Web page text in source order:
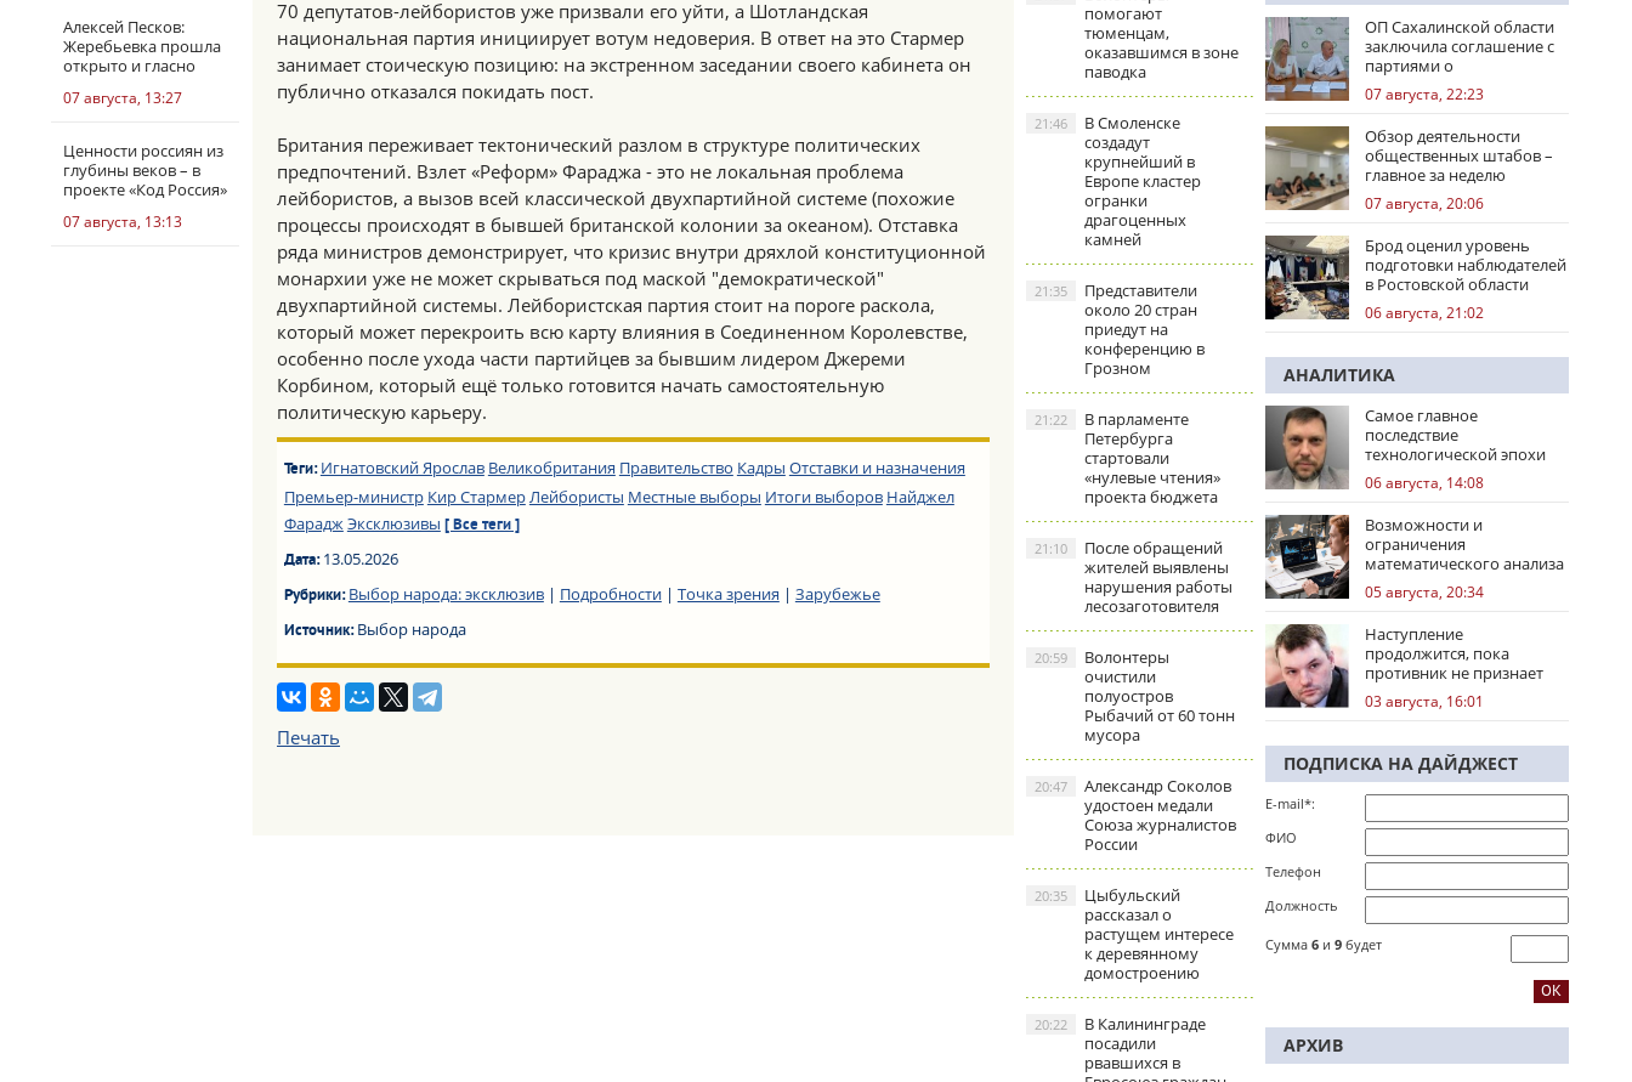
Алексей Песков:
Жеребьевка прошла
открыто и гласно
07 августа, 13:27
Ценности россиян из
глубины веков – в
проекте «Код Россия»
07 августа, 13:13
70 депутатов-лейбористов уже призвали его уйти, а Шотландская
национальная партия инициирует вотум недоверия. В ответ на это Стармер
занимает стоическую позицию: на экстренном заседании своего кабинета он
публично отказался покидать пост.
Британия переживает тектонический разлом в структуре политических
предпочтений. Взлет «Реформ» Фараджа - это не локальная проблема
лейбористов, а вызов всей классической двухпартийной системе (похожие
процессы происходят в бывшей британской колонии за океаном). Отставка
ряда министров демонстрирует, что кризис внутри дряхлой конституционной
монархии уже не может скрываться под маской "демократической"
двухпартийной системы. Лейбористская партия стоит на пороге раскола,
который может перекроить всю карту влияния в Соединенном Королевстве,
особенно после ухода части партийцев за бывшим лидером Джереми
Корбином, который ещё только готовится начать самостоятельную
политическую карьеру.
Теги: Игнатовский Ярослав Великобритания Правительство Кадры Отставки и назначения
Премьер-министр Кир СтармерЛейбористы Местные выборы Итоги выборов Найджел
ФараджЭксклюзивы [ Все теги ]
Дата:13.05.2026
Рубрики:Выбор народа: эксклюзив| Подробности| Точка зрения | Зарубежье
Источник:Выбор народа
Печать
помогают
тюменцам,
оказавшимся в зоне
паводка
В Смоленске
создадут
крупнейший в
Европе кластер
огранки
драгоценных
камней
21:46
Представители
около 20 стран
приедут на
конференцию в
Грозном
21:35
В парламенте
Петербурга
стартовали
«нулевые чтения»
проекта бюджета
21:22
После обращений
жителей выявлены
нарушения работы
лесозаготовителя
21:10
Волонтеры
очистили
полуостров
Рыбачий от 60 тонн
мусора
20:59
Александр Соколов
удостоен медали
Союза журналистов
России
20:47
Цыбульский
рассказал о
растущем интересе
к деревянному
домостроению
20:35
В Калининграде
посадили
рвавшихся в
20:22
ОП Сахалинской области
заключила соглашение с
партиями о
сотрудничестве на
выборах
07 августа, 22:23
Обзор деятельности
общественных штабов –
главное за неделю
07 августа, 20:06
Брод оценил уровень
подготовки наблюдателей
в Ростовской области
06 августа, 21:02
АНАЛИТИКА
Самое главное
последствие
технологической эпохи
06 августа, 14:08
Возможности и
ограничения
математического анализа
избирательных кампаний
05 августа, 20:34
Наступление
продолжится, пока
противник не признает
стратегическое
поражение
03 августа, 16:01
ПОДПИСКА НА ДАЙДЖЕСТ
E-mail*:
ФИО
Телефон
Должность
Сумма 6 и 9 будет
АРХИВ